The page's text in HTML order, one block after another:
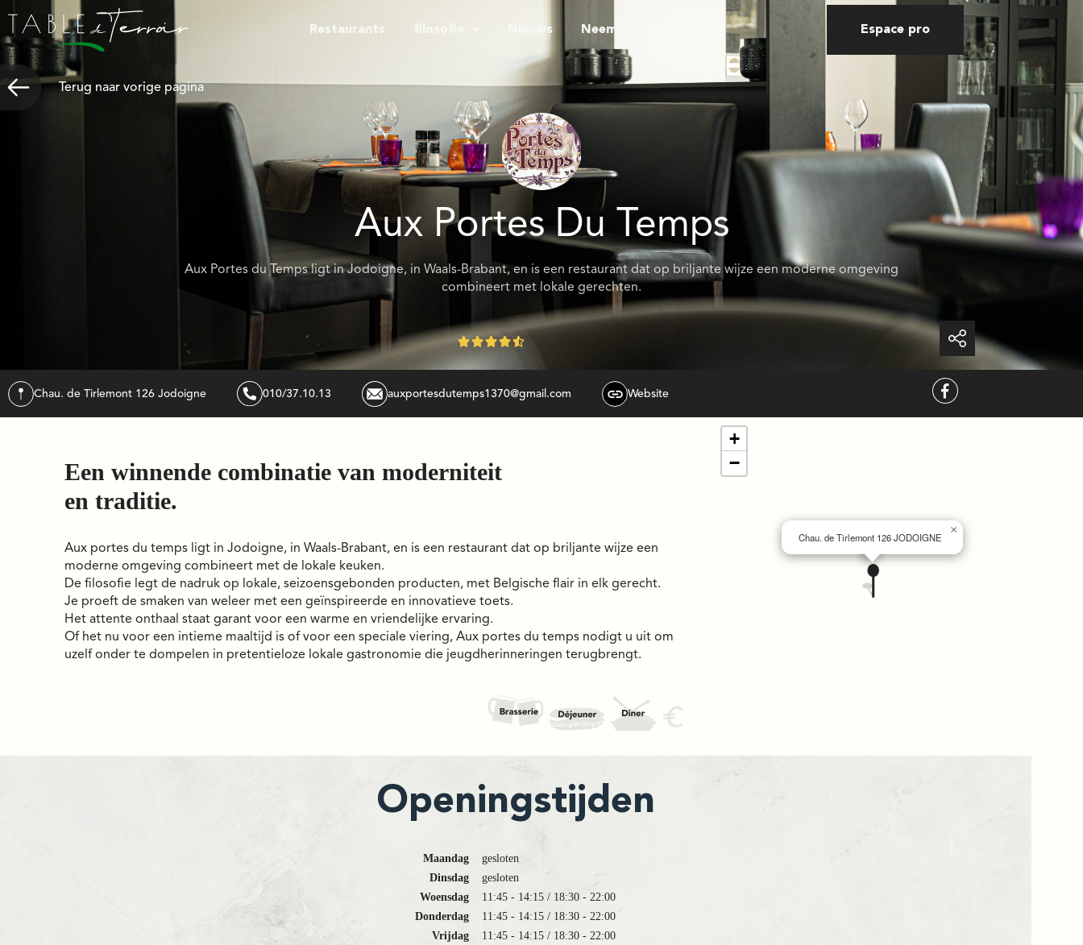
Restaurants filosofie Nieuws Neem contact op met Espace pro
Terug naar vorige pagina
Aux Portes Du Temps
Aux Portes du Temps ligt in Jodoigne, in Waals-Brabant, en is een restaurant dat op briljante wijze een moderne omgeving
combineert met lokale gerechten.

Chau. de Tirlemont 126 jodoigne 010/37.10.13 auxportesdutemps1370@gmail.com Website
Een winnende combinatie van moderniteit
en traditie.
Aux portes du temps ligt in Jodoigne, in Waals-Brabant, en is een restaurant dat op briljante wijze een
moderne omgeving combineert met de lokale keuken.
De filosofie legt de nadruk op lokale, seizoensgebonden producten, met Belgische flair in elk gerecht.
Je proeft de smaken van weleer met een geïnspireerde en innovatieve toets.
Het attente onthaal staat garant voor een warme en vriendelijke ervaring.
Of het nu voor een intieme maaltijd is of voor een speciale viering, Aux portes du temps nodigt u uit om
uzelf onder te dompelen in pretentieloze lokale gastronomie die jeugdherinneringen terugbrengt.
Chau. de Tirlemont 126 JODOIGNE
×
+
−
Openingstijden
Maandag
gesloten
Dinsdag
gesloten
Woensdag
11:45 - 14:15 / 18:30 - 22:00
Donderdag
11:45 - 14:15 / 18:30 - 22:00
Vrijdag
11:45 - 14:15 / 18:30 - 22:00